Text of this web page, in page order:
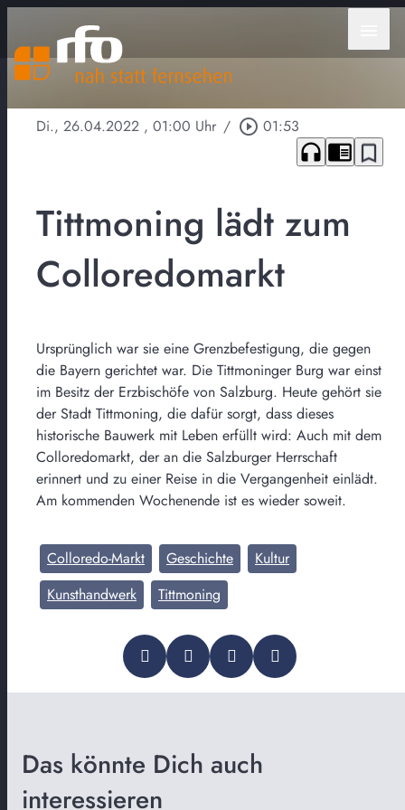
Di., 26.04.2022 , 01:00 Uhr / play_circle_outline 01:53
headphones chrome_reader_mode bookmark_border
Tittmoning lädt zum
Colloredomarkt
Ursprünglich war sie eine Grenzbefestigung, die gegen
die Bayern gerichtet war. Die Tittmoninger Burg war einst
im Besitz der Erzbischöfe von Salzburg. Heute gehört sie
der Stadt Tittmoning, die dafür sorgt, dass dieses
historische Bauwerk mit Leben erfüllt wird: Auch mit dem
Colloredomarkt, der an die Salzburger Herrschaft
erinnert und zu einer Reise in die Vergangenheit einlädt.
Am kommenden Wochenende ist es wieder soweit.
Colloredo-Markt Geschichte
Kultur
Kunsthandwerk
Tittmoning
Das könnte Dich auch
interessieren